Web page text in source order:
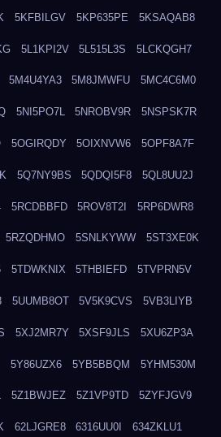
5KFBILGV 5KP635PE 5KSAQAB8
5L1KPI2V 5L515L3S 5LCKQGH7
5M4U4YA3 5M8JMWFU 5MC4C6M0
5NI5PO7L 5NROBV9R 5NSPSK7R
5OGIRQDY 5OIXNVW6 5OPF8A7F
5Q7NY9BS 5QDQI5F8 5QL8UU2J
5RCDBBFD 5ROV8T2I 5RP6DWR8
5RZQDHMO 5SNLKYWW 5ST3XE0K
5TDWKNIX 5THBIEFD 5TVPRN5V
5UUMB8OT 5V5K9CVS 5VB3LIYB
5XJ2MR7Y 5XSF9JLS 5XU6ZP3A
5Y86UZX6 5YB5BBQM 5YHM530M
5Z1BWJEZ 5Z1VP9TD 5ZYFJGV9
62LJGRE8 6316UU0I 634ZKLU1